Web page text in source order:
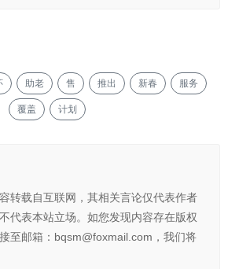
助老 售 推出 新春 服务
覆盖 计划
转载自互联网，其相关言论仅代表作者
代表本站立场。如您发现内容存在版权
至邮箱：bqsm@foxmail.com，我们将